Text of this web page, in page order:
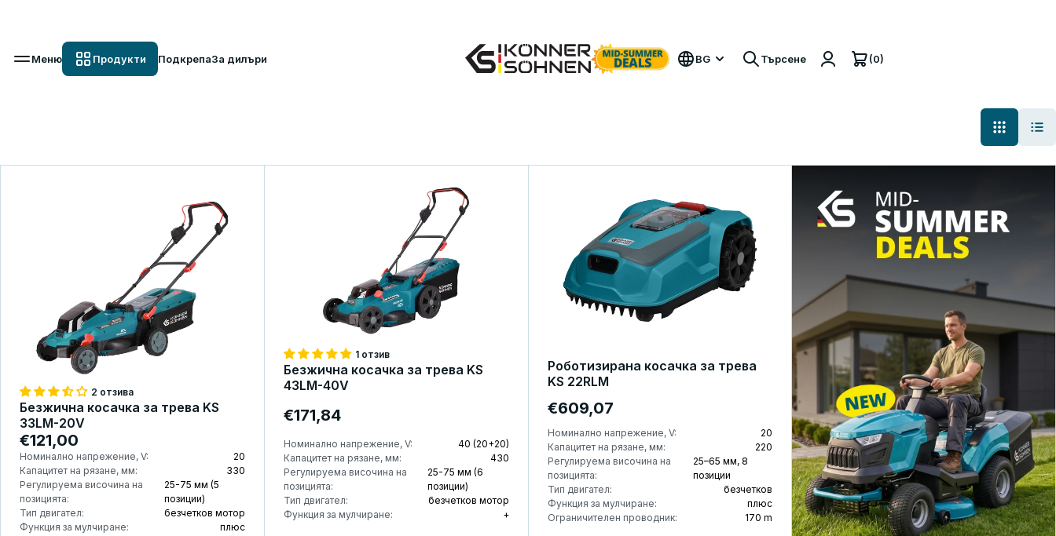
Меню Продукти ПодкрепаЗа дилъри BG Търсене (0)
висока ефективност, дълъг експлоатационен живот и намалени нива на шум.
Функцията за мулчиране и регулируемата височина на рязане осигуряват
оптимална грижа за тревата, докато липсата на кабели повишава удобството по
ВИЖТЕ АСОРТИМЕНТА ПОЛУЧЕТЕ КОНСУЛТАЦИЯ
2 отзива
Безжична косачка за трева KS
33LM-20V
€121,00
Номинално напрежение, V:
20
Капацитет на рязане, мм:
330
Регулируема височина на
позицията:
25-75 мм (5
позиции)
Тип двигател:
безчетков мотор
Функция за мулчиране:
плюс
1 отзив
Безжична косачка за трева KS
43LM-40V
€171,84
Номинално напрежение, V:
40 (20+20)
Капацитет на рязане, мм:
430
Регулируема височина на
позицията:
25-75 мм (6
позиции)
Тип двигател:
безчетков мотор
Функция за мулчиране:
+
Роботизирана косачка за трева
KS 22RLM
€609,07
Номинално напрежение, V:
20
Капацитет на рязане, мм:
220
Регулируема височина на
позицията:
25–65 мм, 8
позиции
Тип двигател:
безчетков
Функция за мулчиране:
плюс
Ограничителен проводник:
170 m